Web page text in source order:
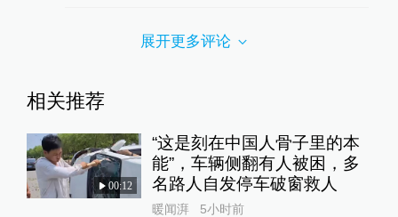
展开更多评论
相关推荐
00:12
“这是刻在中国人骨子里的本
能”，车辆侧翻有人被困，多
名路人自发停车破窗救人
暖闻湃
5小时前